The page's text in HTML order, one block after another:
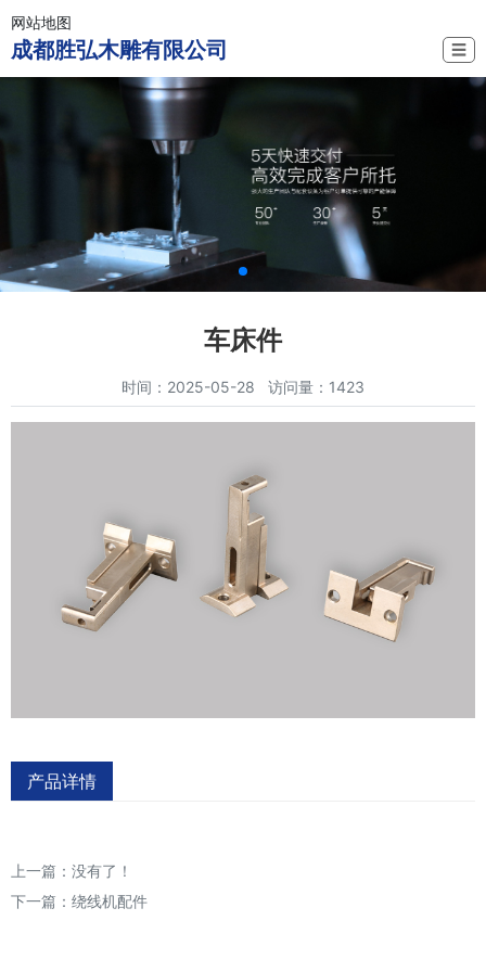
网站地图
成都胜弘木雕有限公司 ☰
车床件
时间：2025-05-28 访问量：1423
产品详情
上一篇：没有了！
下一篇： 绕线机配件